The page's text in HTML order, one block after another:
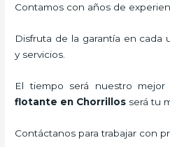
Contamos con años de
Disfruta de la garantía en
y servicios.
El tiempo será nuestro
flotante en Chorrillos será tu
Contáctanos para trabajar con